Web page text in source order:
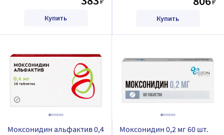
Купить Купить
Моксонидин альфактив 0,4
Моксонидин 0,2 мг 60 шт.